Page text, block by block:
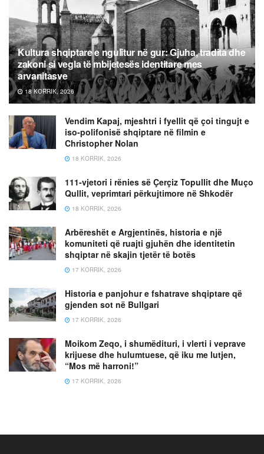
Kultura shqiptare e ngulitur në gur: Gjuha, tradita dhe
zakoni si vegla të mbijetesës identitare mes
arvanitasve
18 KORRIK, 2026
Vendim Kapaj, mjeshtri i fyellit që çoi tingujt e
iso-polifonisë shqiptare në filmin e
Christopher Nolan
18 KORRIK, 2026
111-vjetori i rënies së Çerçiz Topullit dhe Muço
Qullit, veprimtari përkujtimore në Shkodër
18 KORRIK, 2026
Arbëreshët e Argjentinës, historia e një
komuniteti që ruajti gjuhën dhe identitetin
shqiptar në skajin tjetër të botës
17 KORRIK, 2026
Historia e panjohur e fshatrave shqiptare që
gjenden sot në Bullgari
17 KORRIK, 2026
Moikom Zeqo, i shumëdituri, i vlerti i veprave
krijuese dhe hulumtuese, që iku me lutjen,
“Mos më harroni!”
17 KORRIK, 2026